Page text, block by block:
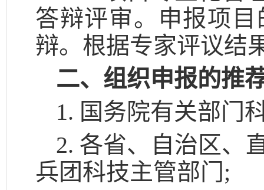
答辩评审。申报项
辩。根据专家评议结
二、组织申报的推
1. 国务院有关部门
2. 各省、自治区、
兵团科技主管部门;